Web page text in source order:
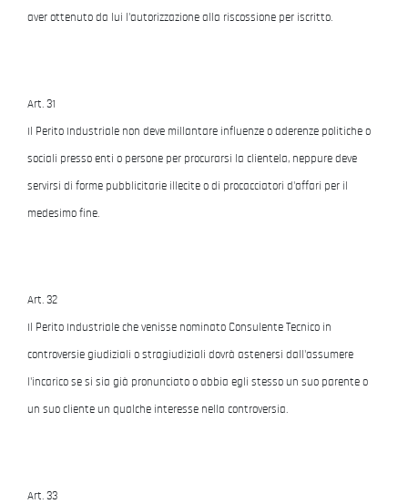
aver ottenuto da lui l'autorizzazione alla riscossione per iscritto.
Art. 31
Il Perito Industriale non deve millantare influenze o aderenze politiche o
sociali presso enti o persone per procurarsi la clientela, neppure deve
servirsi di forme pubblicitarie illecite o di procacciatori d'affari per il
medesimo fine.
Art. 32
Il Perito Industriale che venisse nominato Consulente Tecnico in
controversie giudiziali o stragiudiziali dovrà astenersi dall'assumere
l'incarico se si sia già pronunciato o abbia egli stesso un suo parente o
un suo cliente un qualche interesse nella controversia.
Art. 33